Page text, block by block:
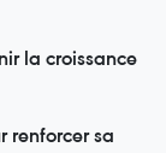
la croissance
renforcer sa